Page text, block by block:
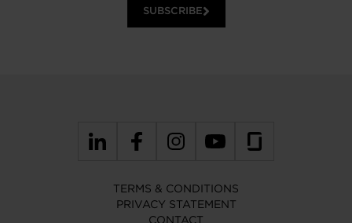
SUBSCRIBE
TERMS & CONDITIONS
PRIVACY STATEMENT
CONTACT